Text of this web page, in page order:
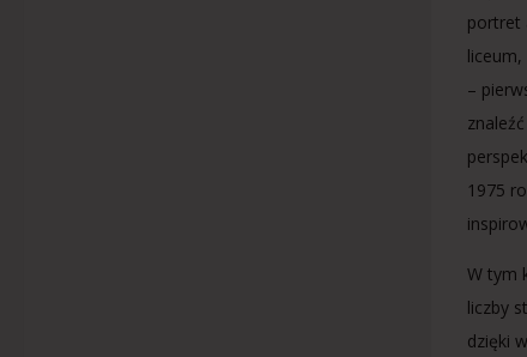
portret
–
1975
W tym
liczby
dzięki